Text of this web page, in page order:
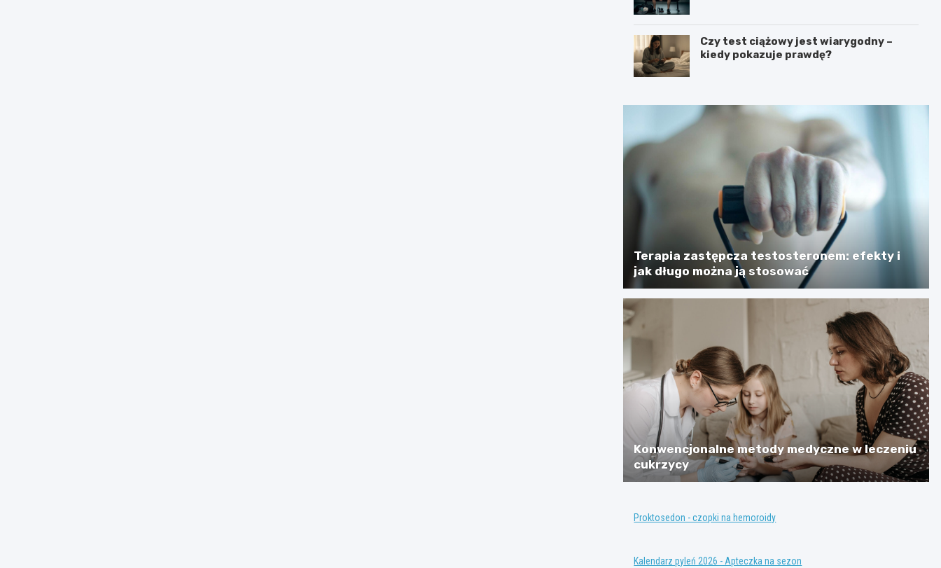
Czy test ciążowy jest wiarygodny –
kiedy pokazuje prawdę?
Terapia zastępcza testosteronem: efekty i
jak długo można ją stosować
Konwencjonalne metody medyczne w leczeniu
cukrzycy
Proktosedon - czopki na hemoroidy
Kalendarz pyleń 2026 - Apteczka na sezon